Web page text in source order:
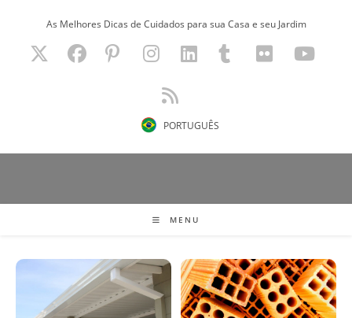
As Melhores Dicas de Cuidados para sua Casa e seu Jardim
PORTUGUÊS
MENU